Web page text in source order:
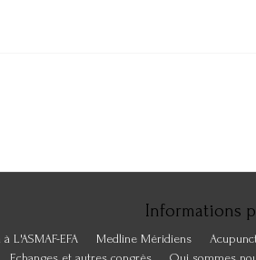
Informations
L'ASMAF-EFA Medline Méridiens